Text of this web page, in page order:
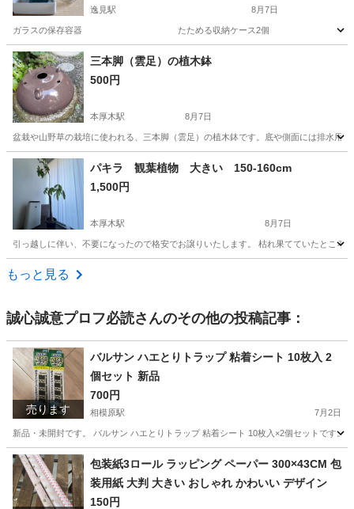
逸見駅 8月7日
ガラスの保存容器 たためる収納ケース2個
神奈川 横須賀市 逸見駅
三本脚（雲足）の植木鉢
500円
本厚木駅 8月7日
盆栽や山野草の栽培に使われる、三本脚（雲足）の植木鉢です。底や側面には排水用
神奈川 厚木市 本厚木駅 家庭用品
パキラ 観葉植物 大きい 150-160cm
1,500円
本厚木駅 8月7日
引っ越しに伴い、不要になったので格安でお譲りいたします。 枯れ果てていたとこ
神奈川 厚木市
もっと見る
誠心誠意プロフ必読さんのその他の投稿記事：
売ります
バルサン ハエとりトラップ 粘着シート 10枚入 2
個セット 新品
700円
相模原駅 7月2日
新品・未開封です。 バルサン ハエとりトラップ 粘着シート 10枚入×2個セットです
神奈川 相模原市 相模原駅 芳香剤、消臭剤 セット
包装紙3ロール ラッピング ペーパー 300×43CM 包
装用紙 大判 大きい おしゃれ かわいい デザイン
150円